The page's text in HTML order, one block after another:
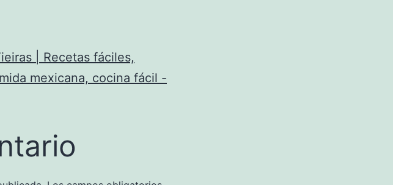
| Recetas fáciles,
mexicana, cocina fácil -